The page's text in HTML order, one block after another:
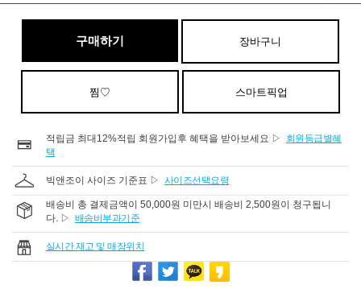
구매하기 장바구니
찜♡ 스마트픽업
적립금 최대12%적립 회원가입후 혜택을 받아보세요 ▷
회원등급별혜
택
빅앤조이 사이즈 기준표 ▷ 사이즈선택요령
배송비 총 결제금액이 50,000원 미만시 배송비 2,500원이 청구됩니
다. ▷ 배송비부과기준
실시간 재고 및 매장위치